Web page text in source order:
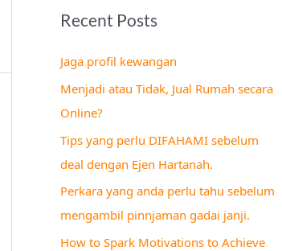
r
h
f
o
r
:
Recent Posts
Jaga profil kewangan
Menjadi atau Tidak, Jual Rumah secara
Online?
Tips yang perlu DIFAHAMI sebelum
deal dengan Ejen Hartanah.
Perkara yang anda perlu tahu sebelum
mengambil pinnjaman gadai janji.
How to Spark Motivations to Achieve